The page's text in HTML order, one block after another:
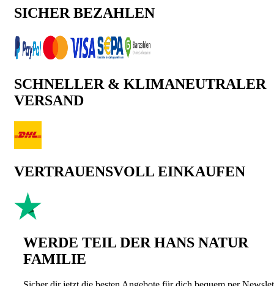
SICHER BEZAHLEN
SCHNELLER & KLIMANEUTRALER
VERSAND
VERTRAUENSVOLL EINKAUFEN
WERDE TEIL DER HANS NATUR
FAMILIE